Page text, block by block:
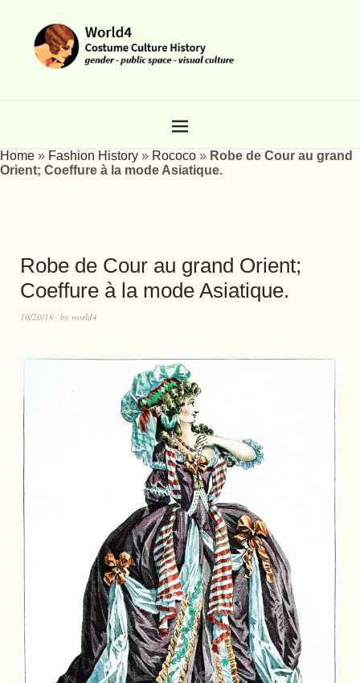
Home » Fashion History » Rococo » Robe de Cour au grand
Orient; Coeffure à la mode Asiatique.
Robe de Cour au grand Orient;
Coeffure à la mode Asiatique.
10/20/19 by world4